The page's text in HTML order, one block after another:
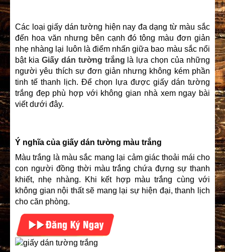
Các loại giấy dán tường hiện nay đa dạng từ màu sắc
đến hoa văn nhưng bên cạnh đó tông màu đơn giản
nhẹ nhàng lại luôn là điểm nhấn giữa bao màu sắc nổi
bật kia Giấy dán tường trắng là lựa chọn của những
người yêu thích sự đơn giản nhưng không kém phần
tinh tế thanh lịch. Để chọn lựa được giấy dán tường
trắng đẹp phù hợp với không gian nhà xem ngay bài
viết dưới đây.
Ý nghĩa của giấy dán tường màu trắng
Màu trắng là màu sắc mang lại cảm giác thoải mái cho
con người đồng thời màu trắng chứa đựng sự thanh
khiết, nhẹ nhàng. Khi kết hợp màu trắng cùng với
không gian nội thất sẽ mang lại sự hiện đại, thanh lịch
cho căn phòng.